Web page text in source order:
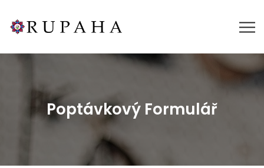
Poptávkový Formulář